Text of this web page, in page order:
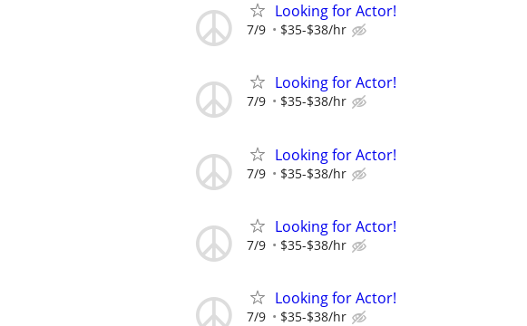
Looking for Actor!
7/9 $35-$38/hr
Looking for Actor!
7/9 $35-$38/hr
Looking for Actor!
7/9 $35-$38/hr
Looking for Actor!
7/9 $35-$38/hr
Looking for Actor!
7/9 $35-$38/hr